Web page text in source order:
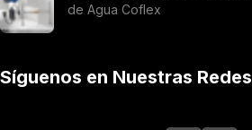
de Agua Coflex
Síguenos en Nuestras Redes